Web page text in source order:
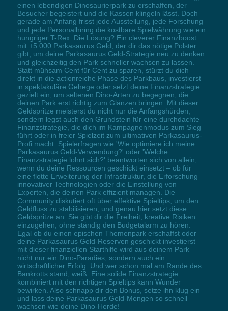
einen lebendigen Dinosaurierpark zu erschaffen, der
Besucher begeistert und die Kassen klingeln lässt. Doch
gerade am Anfang frisst jede Ausstellung, jede Forschung
und jede Personalhiring die kostbare Spielwährung wie ein
hungriger T-Rex. Die Lösung? Ein cleverer Finanzboost
mit +5.000 Parkasaurus Geld, der dir das nötige Polster
gibt, um deine Parkasaurus Geld-Strategie neu zu denken
und gleichzeitig den Park schneller wachsen zu lassen.
Statt mühsam Cent für Cent zu sparen, stürzt du dich
direkt in die actionreiche Phase des Parkbaus, investierst
in spektakuläre Gehege oder setzt deine Finanzstrategie
gezielt ein, um seltenen Dino-Arten zu begegnen, die
deinen Park erst richtig zum Glänzen bringen. Mit dieser
Geldspritze meisterst du nicht nur die Anfangshürden,
sondern legst auch den Grundstein für eine durchdachte
Finanzstrategie, die dich im Kampagnenmodus zum Sieg
führt oder in freier Spielzeit zum ultimativen Parkasaurus-
Profi macht. Spielerfragen wie 'Wie optimiere ich meine
Parkasaurus Geld-Verwendung?' oder 'Welche
Finanzstrategie lohnt sich?' beantworten sich von allein,
wenn du deine Ressourcen geschickt einsetzt – ob für
eine flotte Erweiterung der Infrastruktur, die Erforschung
innovativer Technologien oder die Einstellung von
Experten, die deinen Park effizient managen. Die
Community diskutiert oft über effektive Spieltips, um den
Geldfluss zu stabilisieren, und genau hier setzt diese
Geldspritze an: Sie gibt dir die Freiheit, kreative Risiken
einzugehen, ohne ständig den Budgetalarm zu hören.
Egal ob du einen epischen Themenpark erschaffst oder
deine Parkasaurus Geld-Reserven geschickt investierst –
mit dieser finanziellen Starthilfe wird aus deinem Park
nicht nur ein Dino-Paradies, sondern auch ein
wirtschaftlicher Erfolg. Und wer schon mal am Rande des
Bankrotts stand, weiß: Eine solide Finanzstrategie
kombiniert mit den richtigen Spieltips kann Wunder
bewirken. Also schnapp dir den Bonus, setze ihn klug ein
und lass deine Parkasaurus Geld-Mengen so schnell
wachsen wie deine Dino-Herde!